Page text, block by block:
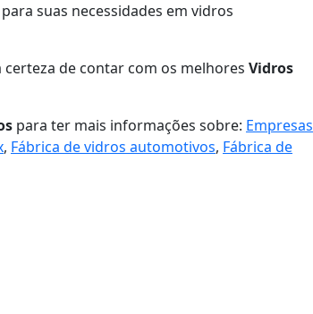
suas necessidades em vidros
de contar com os melhores Vidros
para ter mais informações sobre: Empresas
, Fábrica de vidros automotivos, Fábrica de